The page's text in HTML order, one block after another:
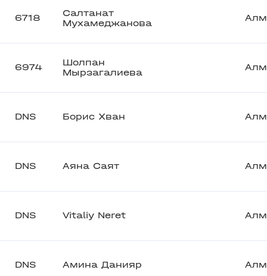
6718
Салтанат
Мухамеджанова
6974
Шолпан
Мырзагалиева
DNS Борис Хван
DNS Аяна Саят
DNS Vitaliy Neret
DNS Амина Данияр